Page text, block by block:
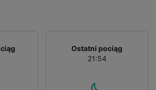
Ostatni pociąg
21:54